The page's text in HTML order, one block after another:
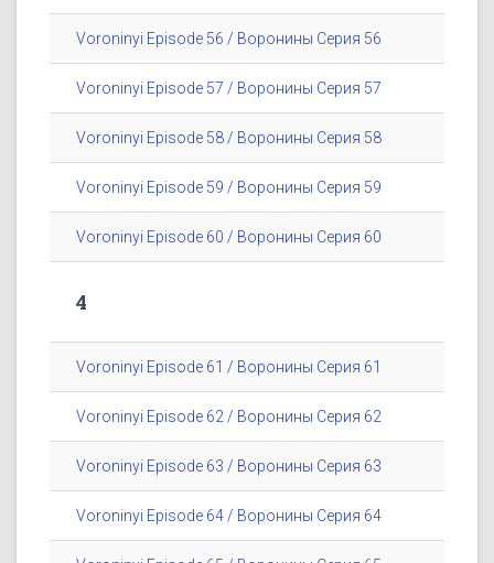
Voroninyi Episode 56 / Воронины Серия 56
Voroninyi Episode 57 / Воронины Серия 57
Voroninyi Episode 58 / Воронины Серия 58
Voroninyi Episode 59 / Воронины Серия 59
Voroninyi Episode 60 / Воронины Серия 60
4
Voroninyi Episode 61 / Воронины Серия 61
Voroninyi Episode 62 / Воронины Серия 62
Voroninyi Episode 63 / Воронины Серия 63
Voroninyi Episode 64 / Воронины Серия 64